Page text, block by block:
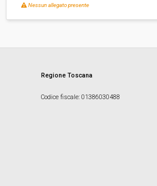
Nessun allegato presente
Regione Toscana
Codice fiscale: 01386030488